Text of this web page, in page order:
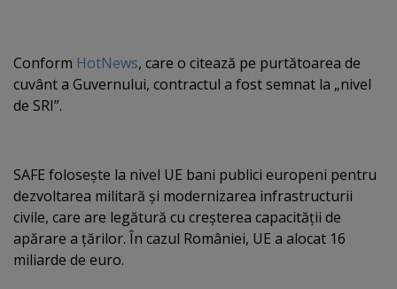
Conform HotNews, care o citează pe purtătoarea de
cuvânt a Guvernului, contractul a fost semnat la „nivel
de SRI”.
SAFE foloseşte la nivel UE bani publici europeni pentru
dezvoltarea militară şi modernizarea infrastructurii
civile, care are legătură cu creşterea capacităţii de
apărare a ţărilor. În cazul României, UE a alocat 16
miliarde de euro.